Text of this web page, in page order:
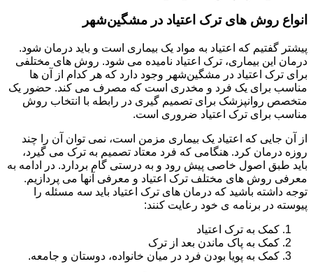
انواع روش های ترک اعتیاد در مشگین‌شهر
پیشتر گفتیم که اعتیاد به مواد یک بیماری است و باید درمان شود.
درمان این بیماری، ترک اعتیاد نامیده می شود. روش های مختلفی
برای ترک اعتیاد در مشگین‌شهر وجود دارد که هر کدام از آن ها
مناسب برای یک فرد و مخدری است که مصرف می کند. حضور یک
متخصص روانپزشک برای تصمیم گیری در رابطه با انتخاب روش
مناسب برای ترک اعتیاد ضروری است.
از آن جایی که اعتیاد یک بیماری مزمن است، نمی توان آن را چند
روزه درمان کرد. هنگامی که فرد معتاد تصمیم به ترک می گیرد،
باید طبق اصول خاصی پیش رود و به درستی گام بردارد. در ادامه به
معرفی روش های مختلف ترک اعتیاد و معرفی آنها می پردازیم.
توجه داشته باشید که درمان های ترک اعتیاد باید سه مسئله را
پیوسته در برنامه ی خود رعایت کنند:
کمک به ترک اعتیاد
کمک به پاک ماندن بعد از ترک
کمک به پویا بودن فرد در میان خانواده، دوستان و جامعه.